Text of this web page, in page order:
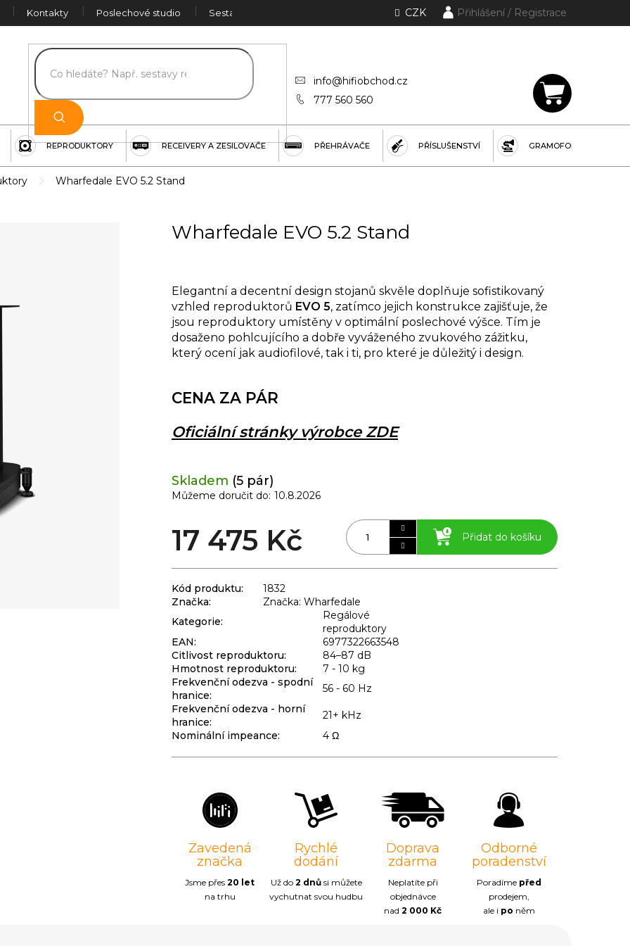
Kontakty Poslechové studio Sestava na míru CZK Přihlášení
info@hifiobchod.cz
777 560 560
NÁKUPNÍ
REPRODUKTORY RECEIVERY A ZESILOVAČE PŘEHRÁVAČE PŘÍSLUŠENSTVÍ GRAMOFONY
Wharfedale EVO 5.2 Stand
Wharfedale EVO 5.2 Stand
Skladem (5 pár)
Můžeme doručit do: 10.8.2026
17 475 Kč Přidat do košíku
Elegantní a decentní design stojanů skvěle doplňuje sofistikovaný
vzhled reproduktorů EVO 5, zatímco jejich konstrukce zajišťuje, že
jsou reproduktory umístěny v optimální poslechové výšce. Tím je
dosaženo pohlcujícího a dobře vyváženého zvukového zážitku,
který ocení jak audiofilové, tak i ti, pro které je důležitý i design.
CENA ZA PÁR
Oficiální stránky výrobce ZDE
Kód produktu:
1832
Značka:
Značka: Wharfedale
Kategorie:
Regálové
reproduktory
EAN:
6977322663548
Citlivost reproduktoru:
84–87 dB
Hmotnost reproduktoru:
7 - 10 kg
Frekvenční odezva - spodní
hranice:
56 - 60 Hz
Frekvenční odezva - horní
hranice:
21+ kHz
Nominální impeance: 4 Ω
Zavedená
značka
Jsme přes20 let
na trhu
Rychlé
dodání
Už do 2 dnůsi můžete
vychutnat svou hudbu
Doprava
zdarma
Neplatíte při
objednávce
nad2 000 Kč
Odborné
poradenství
Poradíme před
prodejem,
ale i po něm